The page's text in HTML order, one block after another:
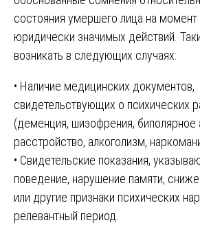
состояния умершего лица на
юридически значимых действий.
возникать в следующих случаях:
• Наличие медицинских документов,
свидетельствующих о психических
(деменция, шизофрения, биполярное
расстройство, алкоголизм,
• Свидетельские показания,
поведение, нарушение памяти,
или другие признаки психических
релевантный период.